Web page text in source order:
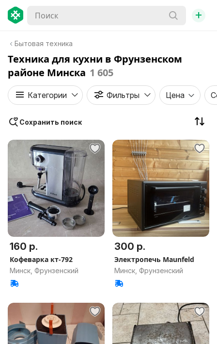
+
Бытовая техника
Техника для кухни в Фрунзенском
районе Минска 1 605
Категории Фильтры Цена
Сохранить поиск
160 р.
Кофеварка кт-792
Минск, Фрунзенский
300 р.
Электропечь Maunfeld
Минск, Фрунзенский